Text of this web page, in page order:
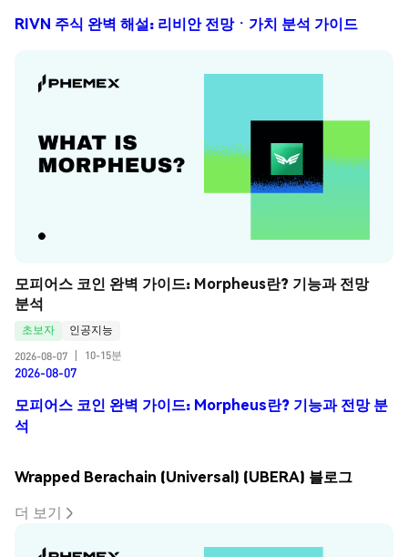
RIVN 주식 완벽 해설: 리비안 전망ㆍ가치 분석 가이드
모피어스 코인 완벽 가이드: Morpheus란? 기능과 전망
분석
초보자
인공지능
2026-08-07
10-15분
2026-08-07
모피어스 코인 완벽 가이드: Morpheus란? 기능과 전망 분
석
Wrapped Berachain (Universal) (UBERA) 블로그
더 보기